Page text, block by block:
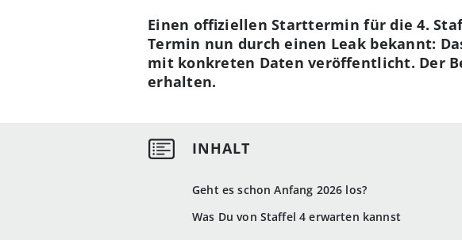
Geht es schon Anfang 2026 los?
Was Du von Staffel 4 erwarten kannst
Einen offiziellen Starttermin für die 4.
Termin nun durch einen Leak bekannt:
mit konkreten Daten veröffentlicht. Der
erhalten.